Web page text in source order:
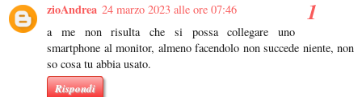
zioAndrea 24 marzo 2023 alle ore 07:46
a me non risulta che si possa collegare uno
smartphone al monitor, almeno facendolo non succede niente, non
so cosa tu abbia usato.
Rispondi